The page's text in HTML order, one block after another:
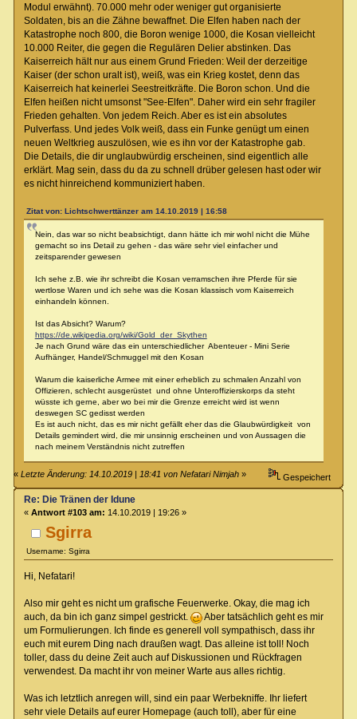
Modul erwähnt). 70.000 mehr oder weniger gut organisierte
Soldaten, bis an die Zähne bewaffnet. Die Elfen haben nach der
Katastrophe noch 800, die Boron wenige 1000, die Kosan vielleicht
10.000 Reiter, die gegen die Regulären Delier abstinken. Das
Kaiserreich hält nur aus einem Grund Frieden: Weil der derzeitige
Kaiser (der schon uralt ist), weiß, was ein Krieg kostet, denn das
Kaiserreich hat keinerlei Seestreitkräfte. Die Boron schon. Und die
Elfen heißen nicht umsonst "See-Elfen". Daher wird ein sehr fragiler
Frieden gehalten. Von jedem Reich. Aber es ist ein absolutes
Pulverfass. Und jedes Volk weiß, dass ein Funke genügt um einen
neuen Weltkrieg auszulösen, wie es ihn vor der Katastrophe gab.
Die Details, die dir unglaubwürdig erscheinen, sind eigentlich alle
erklärt. Mag sein, dass du da zu schnell drüber gelesen hast oder wir
es nicht hinreichend kommuniziert haben.
Zitat von: Lichtschwerttänzer am 14.10.2019 | 16:58
Nein, das war so nicht beabsichtigt, dann hätte ich mir wohl nicht die Mühe
gemacht so ins Detail zu gehen - das wäre sehr viel einfacher und
zeitsparender gewesen
Ich sehe z.B. wie ihr schreibt die Kosan verramschen ihre Pferde für sie
wertlose Waren und ich sehe was die Kosan klassisch vom Kaiserreich
einhandeln können.
Ist das Absicht? Warum?
https://de.wikipedia.org/wiki/Gold_der_Skythen
Je nach Grund wäre das ein unterschiedlicher Abenteuer - Mini Serie
Aufhänger, Handel/Schmuggel mit den Kosan
Warum die kaiserliche Armee mit einer erheblich zu schmalen Anzahl von
Offizieren, schlecht ausgerüstet und ohne Unteroffizierskorps da steht
wüsste ich gerne, aber wo bei mir die Grenze erreicht wird ist wenn
deswegen SC gedisst werden
Es ist auch nicht, das es mir nicht gefällt eher das die Glaubwürdigkeit von
Details gemindert wird, die mir unsinnig erscheinen und von Aussagen die
nach meinem Verständnis nicht zutreffen
«Letzte Änderung: 14.10.2019 | 18:41 von Nefatari Nimjah » Gespeichert
Sgirra
Username: Sgirra
Re: Die Tränen der Idune
« Antwort #103 am: 14.10.2019 | 19:26 »
Hi, Nefatari!
Also mir geht es nicht um grafische Feuerwerke. Okay, die mag ich
auch, da bin ich ganz simpel gestrickt.
Aber tatsächlich geht es mir
um Formulierungen. Ich finde es generell voll sympathisch, dass ihr
euch mit eurem Ding nach draußen wagt. Das alleine ist toll! Noch
toller, dass du deine Zeit auch auf Diskussionen und Rückfragen
verwendest. Da macht ihr von meiner Warte aus alles richtig.
Was ich letztlich anregen will, sind ein paar Werbekniffe. Ihr liefert
sehr viele Details auf eurer Homepage (auch toll), aber für eine